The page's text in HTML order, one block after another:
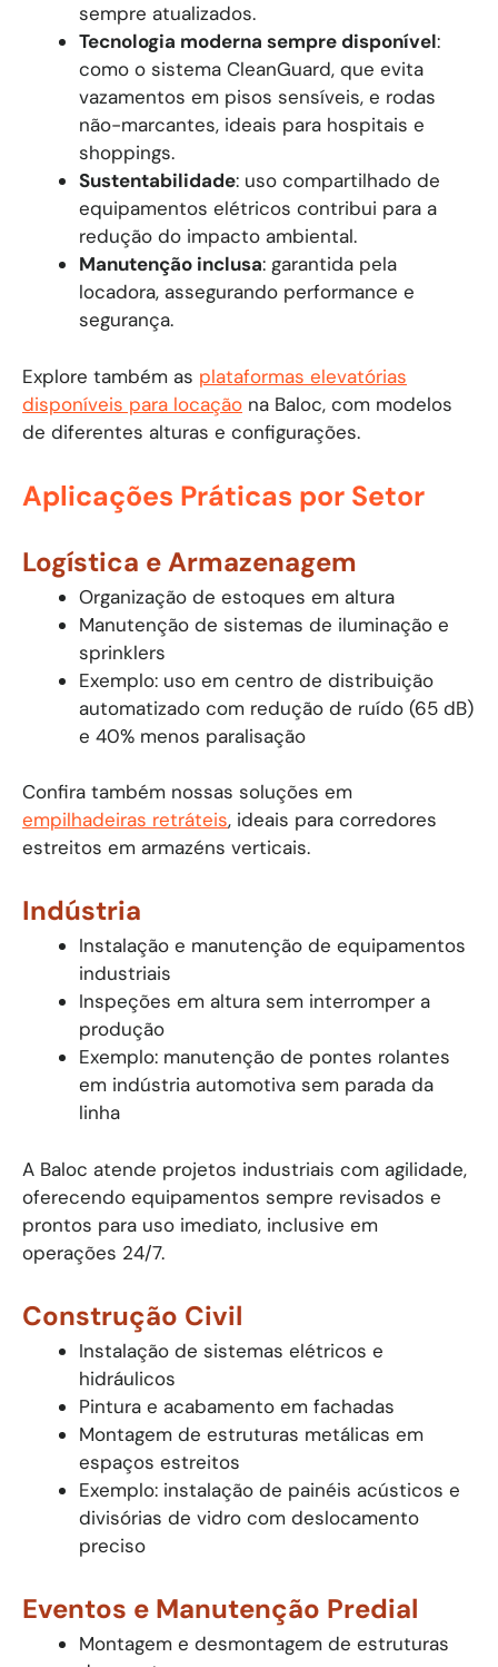
sempre atualizados.
Tecnologia moderna sempre disponível:
como o sistema CleanGuard, que evita
vazamentos em pisos sensíveis, e rodas
não-marcantes, ideais para hospitais e
shoppings.
Sustentabilidade: uso compartilhado de
equipamentos elétricos contribui para a
redução do impacto ambiental.
Manutenção inclusa: garantida pela
locadora, assegurando performance e
segurança.
Explore também as plataformas elevatórias
disponíveis para locação na Baloc, com modelos
de diferentes alturas e configurações.
Aplicações Práticas por Setor
Logística e Armazenagem
Organização de estoques em altura
Manutenção de sistemas de iluminação e
sprinklers
Exemplo: uso em centro de distribuição
automatizado com redução de ruído (65 dB)
e 40% menos paralisação
Confira também nossas soluções em
empilhadeiras retráteis, ideais para corredores
estreitos em armazéns verticais.
Indústria
Instalação e manutenção de equipamentos
industriais
Inspeções em altura sem interromper a
produção
Exemplo: manutenção de pontes rolantes
em indústria automotiva sem parada da
linha
A Baloc atende projetos industriais com agilidade,
oferecendo equipamentos sempre revisados e
prontos para uso imediato, inclusive em
operações 24/7.
Construção Civil
Instalação de sistemas elétricos e
hidráulicos
Pintura e acabamento em fachadas
Montagem de estruturas metálicas em
espaços estreitos
Exemplo: instalação de painéis acústicos e
divisórias de vidro com deslocamento
preciso
Eventos e Manutenção Predial
Montagem e desmontagem de estruturas